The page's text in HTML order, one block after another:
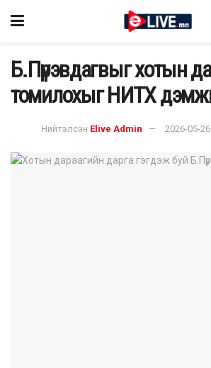
Б.Пүрэвдагвыг хотын
томилохыг НИТХ
Нийтэлсэн Elive Admin 2026-05-26